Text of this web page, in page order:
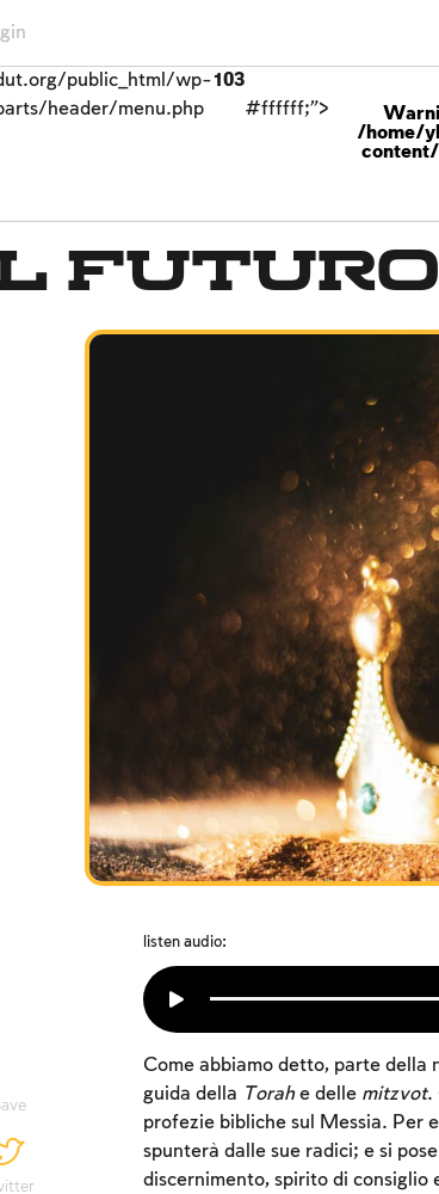
public_html/wp-
header/menu.php
103
#ffffff;">
/home/
futuro
listen audio:
Come abbiamo detto, parte della
guida della Torahe delle mitzvot.
profezie bibliche sul Messia. Per
spunterà dalle sue radici; e si
discernimento, spirito di